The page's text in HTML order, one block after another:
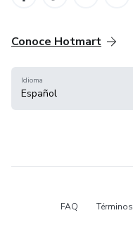
Conoce Hotmart
Idioma
Español
FAQ Términos